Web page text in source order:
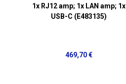
1x RJ12 amp; 1x LAN amp; 1x
USB-C (E483135)
469,70 €